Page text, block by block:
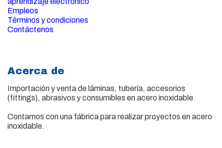
Empleos
Términos y condiciones
Contáctenos
Acerca de
Importación y venta de láminas, tubería, accesorios
(fittings), abrasivos y consumibles en acero inoxidable.
Contamos con una fábrica para realizar proyectos en acero
inoxidable.